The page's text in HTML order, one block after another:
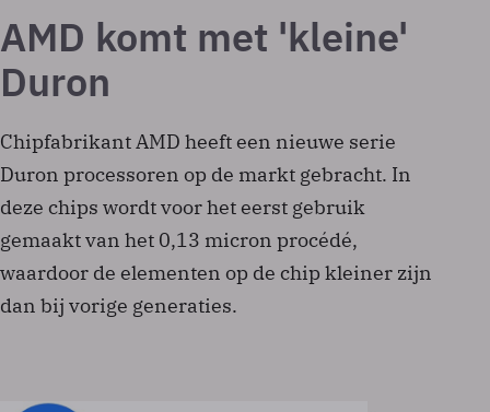
AMD komt met 'kleine'
Duron
Chipfabrikant AMD heeft een nieuwe serie
Duron processoren op de markt gebracht. In
deze chips wordt voor het eerst gebruik
gemaakt van het 0,13 micron procédé,
waardoor de elementen op de chip kleiner zijn
dan bij vorige generaties.